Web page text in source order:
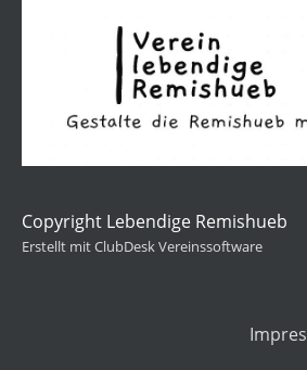
Copyright Lebendige Remishueb
Erstellt mit ClubDesk Vereinssoftware